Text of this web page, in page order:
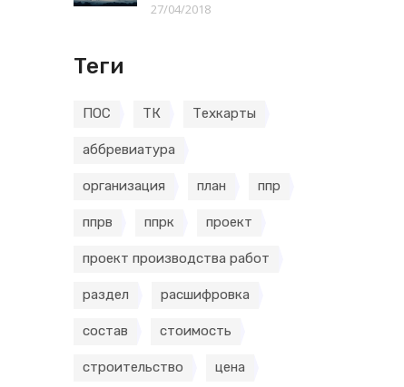
27/04/2018
Теги
ПОС ТК Техкарты
аббревиатура
организация план ппр
ппрв ппрк проект
проект производства работ
раздел расшифровка
состав стоимость
строительство цена